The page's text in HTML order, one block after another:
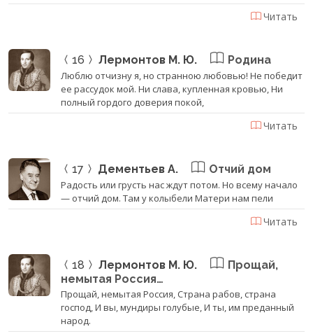
Читать
16 Лермонтов М. Ю. Родина
Люблю отчизну я, но странною любовью! Не победит
ее рассудок мой. Ни слава, купленная кровью, Ни
полный гордого доверия покой,
Читать
17 Дементьев А. Отчий дом
Радость или грусть нас ждут потом. Но всему начало
— отчий дом. Там у колыбели Матери нам пели
Читать
18 Лермонтов М. Ю.
Прощай,
немытая Россия…
Прощай, немытая Россия, Страна рабов, страна
господ, И вы, мундиры голубые, И ты, им преданный
народ.